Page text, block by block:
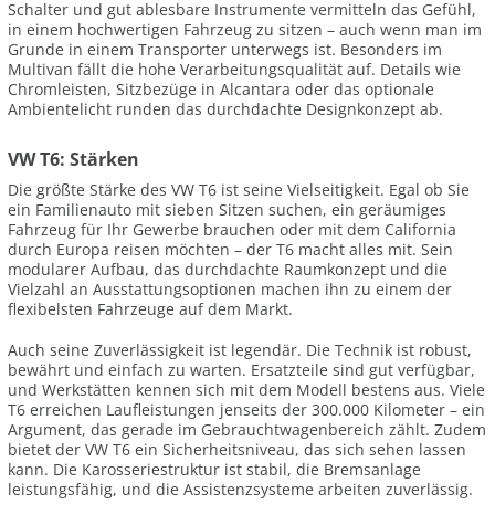
Schalter und gut ablesbare Instrumente vermitteln das Gefühl,
in einem hochwertigen Fahrzeug zu sitzen – auch wenn man im
Grunde in einem Transporter unterwegs ist. Besonders im
Multivan fällt die hohe Verarbeitungsqualität auf. Details wie
Chromleisten, Sitzbezüge in Alcantara oder das optionale
Ambientelicht runden das durchdachte Designkonzept ab.
VW T6: Stärken
Die größte Stärke des VW T6 ist seine Vielseitigkeit. Egal ob Sie
ein Familienauto mit sieben Sitzen suchen, ein geräumiges
Fahrzeug für Ihr Gewerbe brauchen oder mit dem California
durch Europa reisen möchten – der T6 macht alles mit. Sein
modularer Aufbau, das durchdachte Raumkonzept und die
Vielzahl an Ausstattungsoptionen machen ihn zu einem der
flexibelsten Fahrzeuge auf dem Markt.
Auch seine Zuverlässigkeit ist legendär. Die Technik ist robust,
bewährt und einfach zu warten. Ersatzteile sind gut verfügbar,
und Werkstätten kennen sich mit dem Modell bestens aus. Viele
T6 erreichen Laufleistungen jenseits der 300.000 Kilometer – ein
Argument, das gerade im Gebrauchtwagenbereich zählt. Zudem
bietet der VW T6 ein Sicherheitsniveau, das sich sehen lassen
kann. Die Karosseriestruktur ist stabil, die Bremsanlage
leistungsfähig, und die Assistenzsysteme arbeiten zuverlässig.